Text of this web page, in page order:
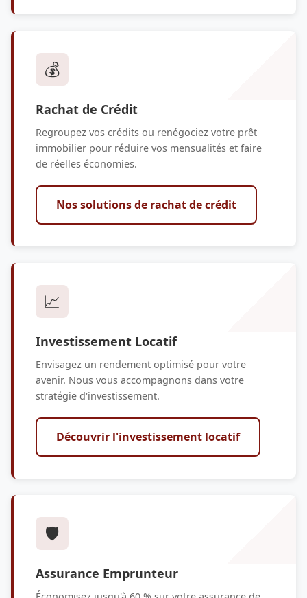
💰
Rachat de Crédit
Regroupez vos crédits ou renégociez votre prêt
immobilier pour réduire vos mensualités et faire
de réelles économies.
Nos solutions de rachat de crédit
📈
Investissement Locatif
Envisagez un rendement optimisé pour votre
avenir. Nous vous accompagnons dans votre
stratégie d'investissement.
Découvrir l'investissement locatif
🛡️
Assurance Emprunteur